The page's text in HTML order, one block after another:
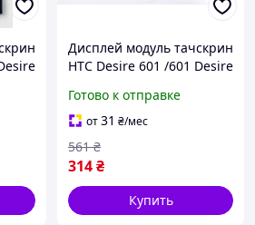
Дисплей модуль тачскрин
HTC Desire 601 /601 Desire
рамкой белого цвета
Готово к отправке
от31 ₴/мес
314₴
561 ₴
Купить